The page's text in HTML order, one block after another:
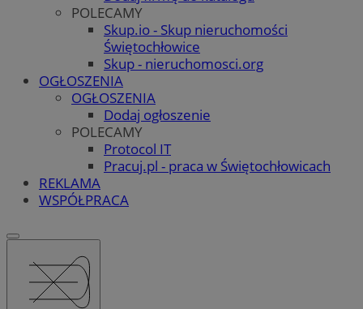
POLECAMY
Skup.io - Skup nieruchomości
Świętochłowice
Skup - nieruchomosci.org
OGŁOSZENIA
OGŁOSZENIA
Dodaj ogłoszenie
POLECAMY
Protocol IT
Pracuj.pl - praca w Świętochłowicach
REKLAMA
WSPÓŁPRACA